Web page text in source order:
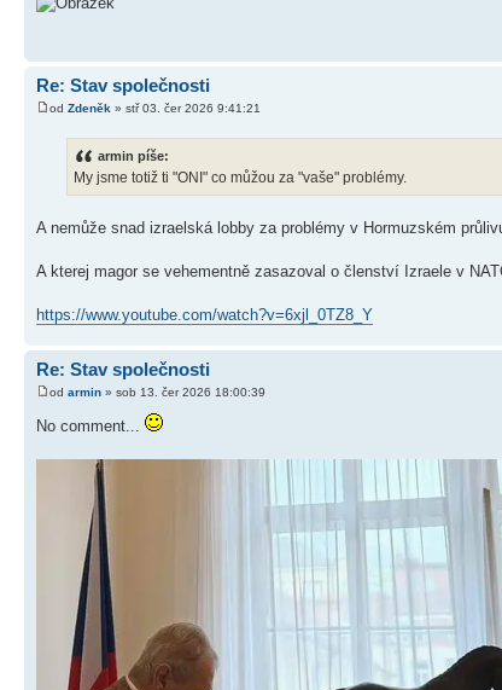
Re: Stav společnosti
od Zdeněk » stř 03. čer 2026 9:41:21
armin píše:
My jsme totiž ti "ONI" co můžou za "vaše" problémy.
A nemůže snad izraelská lobby za problémy v Hormuzském
A kterej magor se vehementně zasazoval o členství Izraele v
https://www.youtube.com/watch?v=6xjl_0TZ8_Y
Re: Stav společnosti
od armin » sob 13. čer 2026 18:00:39
No comment...